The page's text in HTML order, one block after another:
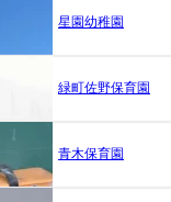
星園幼稚園
緑町佐野保育園
青木保育園